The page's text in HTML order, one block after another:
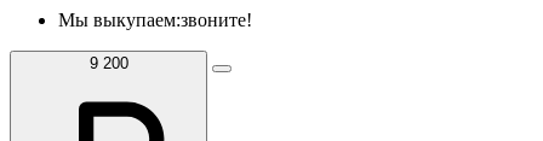
Мы выкупаем:звоните!
9 200